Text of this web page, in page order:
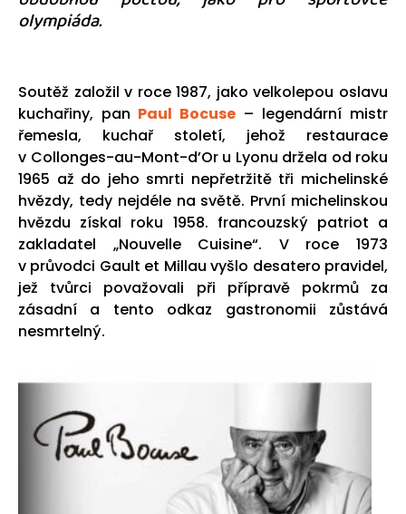
olympiáda.
Soutěž založil v roce 1987, jako velkolepou oslavu
kuchařiny, pan Paul Bocuse – legendární mistr
řemesla, kuchař století, jehož restaurace
v Collonges-au-Mont-d’Or u Lyonu držela od roku
1965 až do jeho smrti nepřetržitě tři michelinské
hvězdy, tedy nejdéle na světě. První michelinskou
hvězdu získal roku 1958. francouzský patriot a
zakladatel „Nouvelle Cuisine“. V roce 1973
v průvodci Gault et Millau vyšlo desatero pravidel,
jež tvůrci považovali při přípravě pokrmů za
zásadní a tento odkaz gastronomii zůstává
nesmrtelný.